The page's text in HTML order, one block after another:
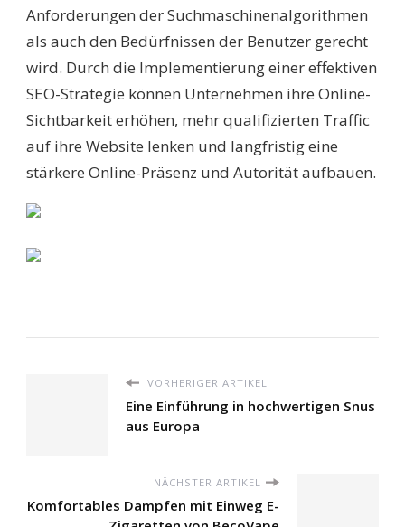
Anforderungen der Suchmaschinenalgorithmen
als auch den Bedürfnissen der Benutzer gerecht
wird. Durch die Implementierung einer effektiven
SEO-Strategie können Unternehmen ihre Online-
Sichtbarkeit erhöhen, mehr qualifizierten Traffic
auf ihre Website lenken und langfristig eine
stärkere Online-Präsenz und Autorität aufbauen.
VORHERIGER ARTIKEL
Eine Einführung in hochwertigen Snus
aus Europa
NÄCHSTER ARTIKEL
Komfortables Dampfen mit Einweg E-